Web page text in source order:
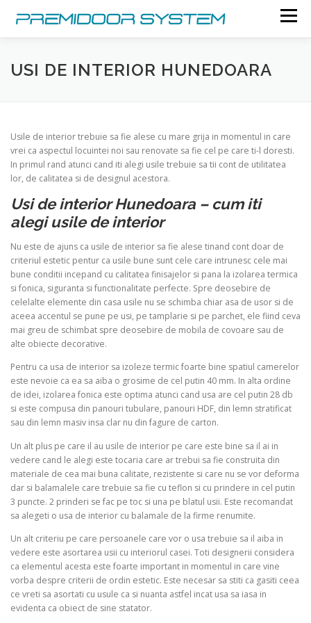
Menu
USI DE INTERIOR HUNEDOARA
Usile de interior trebuie sa fie alese cu mare grija in momentul in care
vrei ca aspectul locuintei noi sau renovate sa fie cel pe care ti-l doresti.
In primul rand atunci cand iti alegi usile trebuie sa tii cont de utilitatea
lor, de calitatea si de designul acestora.
Usi de interior Hunedoara – cum iti
alegi usile de interior
Nu este de ajuns ca usile de interior sa fie alese tinand cont doar de
criteriul estetic pentur ca usile bune sunt cele care intrunesc cele mai
bune conditii incepand cu calitatea finisajelor si pana la izolarea termica
si fonica, siguranta si functionalitate perfecte. Spre deosebire de
celelalte elemente din casa usile nu se schimba chiar asa de usor si de
aceea accentul se pune pe usi, pe tamplarie si pe parchet, ele fiind ceva
mai greu de schimbat spre deosebire de mobila de covoare sau de
alte obiecte decorative.
Pentru ca usa de interior sa izoleze termic foarte bine spatiul camerelor
este nevoie ca ea sa aiba o grosime de cel putin 40 mm. In alta ordine
de idei, izolarea fonica este optima atunci cand usa are cel putin 28 db
si este compusa din panouri tubulare, panouri HDF, din lemn stratificat
sau din lemn masiv insa clar nu din fagure de carton.
Un alt plus pe care il au usile de interior pe care este bine sa il ai in
vedere cand le alegi este tocaria care ar trebui sa fie construita din
materiale de cea mai buna calitate, rezistente si care nu se vor deforma
dar si balamalele care trebuie sa fie cu teflon si cu prindere in cel putin
3 puncte. 2 prinderi se fac pe toc si una pe blatul usii. Este recomandat
sa alegeti o usa de interior cu balamale de la firme renumite.
Un alt criteriu pe care persoanele care vor o usa trebuie sa il aiba in
vedere este asortarea usii cu interiorul casei. Toti designerii considera
ca elementul acesta este foarte important in momentul in care vine
vorba despre criterii de ordin estetic. Este necesar sa stiti ca gasiti ceea
ce vreti sa asortati cu usule ca si nuanta astfel incat usa sa iasa in
evidenta ca obiect de sine statator.